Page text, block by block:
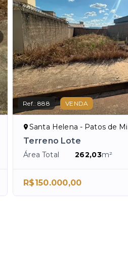
Ref.:888 VENDA
Santa Helena - Patos de
Terreno Lote
Área Total 262,03m²
R$150.000,00